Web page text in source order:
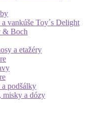
vankúše Toy´s Delight
& Boch
a etažéry
podšálky
misky a dózy